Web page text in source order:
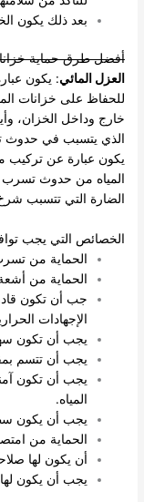
بعد ذلك يكون
أفضل طرق حماية
العزل المائي: يكون
للحفاظ على خزانات
خارج وداخل الخزان،
الذي يتسبب في حدوث
يكون عبارة عن
المياه من حدوث تسرب
الضارة التي تتسبب
الخصائص التي يجب
الحماية من
الحماية من
جب أن تكون
الإجهادات
يجب أن تكون
يجب أن تتسم
يجب أن تكون
المياه.
يجب أن يكون
الحماية من
أن يكون لها
يجب أن يكون